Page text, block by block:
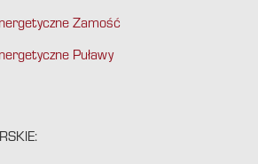
Zamość
Puławy